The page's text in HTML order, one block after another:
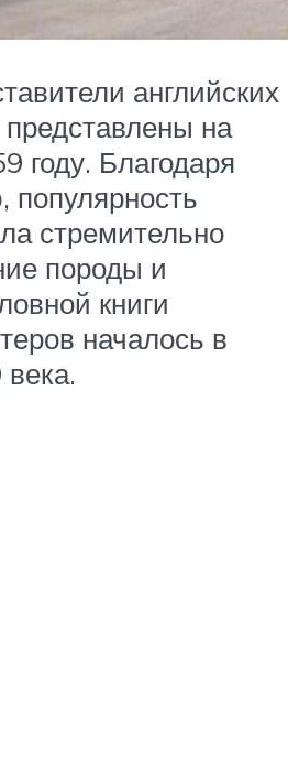
английских
на
году. Благодаря
популярность
стремительно
породы и
книги
началось в